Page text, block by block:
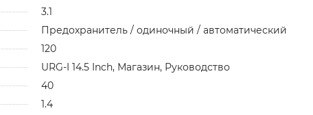
3.1
Предохранитель / одиночный / автоматический
120
URG-I 14.5 Inch, Магазин, Руководство
40
1.4